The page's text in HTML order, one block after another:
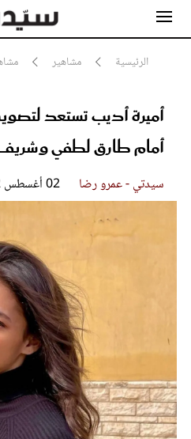
الرئيسية مشاهير
أميرة أديب تستعد
أمام طارق لطفي
سيدتي - عمرو رضا 02 أغسطس 2022
مشاهير
أناقة
جمال
سيدتي وطفلك
لايف ستايل
تقارير
عروس سيدتي